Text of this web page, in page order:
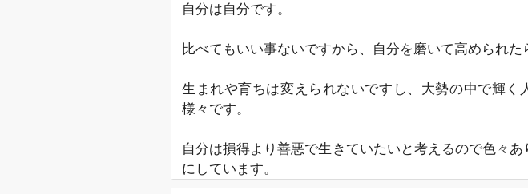
自分は自分です。
比べてもいい事ないですから、自分を磨いて高められ
生まれや育ちは変えられないですし、大勢の中で輝く
様々です。
自分は損得より善悪で生きていたいと考えるので色々
にしています。